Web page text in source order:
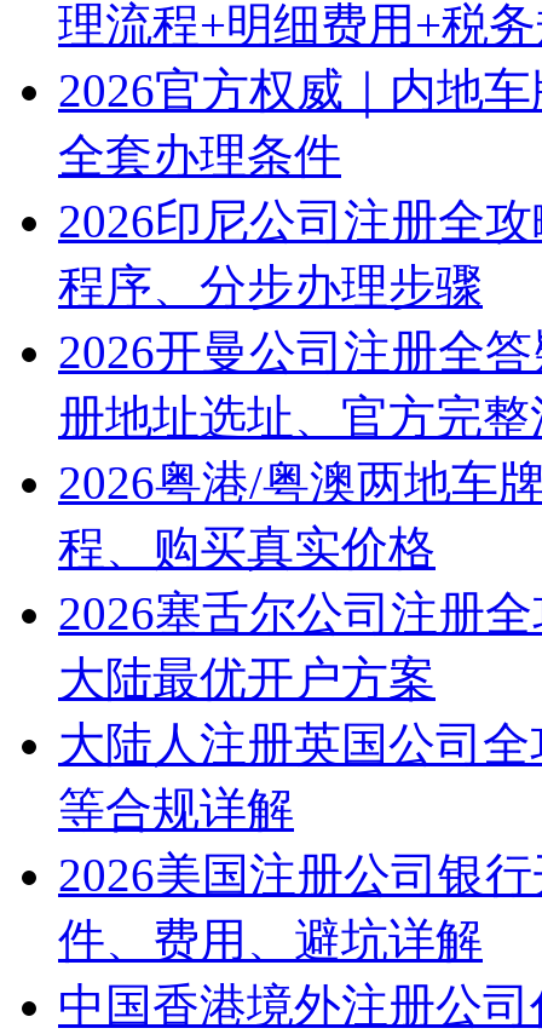
理流程+明细费用+税
2026官方权威｜内地
全套办理条件
2026印尼公司注册全
程序、分步办理步骤
2026开曼公司注册全
册地址选址、官方完
2026粤港/粤澳两地车
程、购买真实价格
2026塞舌尔公司注册
大陆最优开户方案
大陆人注册英国公司
等合规详解
2026美国注册公司银
件、费用、避坑详解
中国香港境外注册公